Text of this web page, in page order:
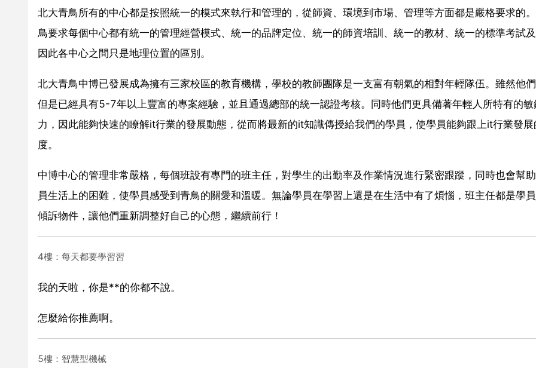
北大青鳥所有的中心都是按照統一的模式來執行和管理的，從師資、環境到市場、管理等方面都是嚴格要求的
鳥要求每個中心都有統一的管理經營模式、統一的品牌定位、統一的師資培訓、統一的教材、統一的標準考試
因此各中心之間只是地理位置的區別。
北大青鳥中博已發展成為擁有三家校區的教育機構，學校的教師團隊是一支富有朝氣的相對年輕隊伍。雖然他
但是已經具有5-7年以上豐富的專案經驗，並且通過總部的統一認證考核。同時他們更具備著年輕人所特有的敏
力，因此能夠快速的瞭解it行業的發展動態，從而將最新的it知識傳授給我們的學員，使學員能夠跟上it行業發展
度。
中博中心的管理非常嚴格，每個班設有專門的班主任，對學生的出勤率及作業情況進行緊密跟蹤，同時也會幫
員生活上的困難，使學員感受到青鳥的關愛和溫暖。無論學員在學習上還是在生活中有了煩惱，班主任都是學
傾訴物件，讓他們重新調整好自己的心態，繼續前行！
4樓：每天都要學習習
我的天啦，你是**的你都不說。
怎麼給你推薦啊。
5樓：智慧型機械